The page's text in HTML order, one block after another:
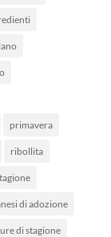
primavera
ribollita
di adozione
di stagione